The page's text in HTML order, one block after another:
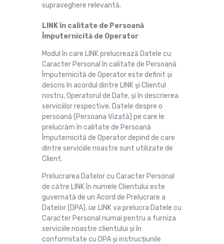
supraveghere relevantă.
LINK în calitate de Persoană
Împuternicită de Operator
Modul în care LINK prelucrează Datele cu
Caracter Personal în calitate de Persoană
Împuternicită de Operator este definit și
descris în acordul dintre LINK și Clientul
nostru, Operatorul de Date, și în descrierea
serviciilor respective. Datele despre o
persoană (Persoana Vizată) pe care le
prelucrăm în calitate de Persoană
Împuternicită de Operator depind de care
dintre serviciile noastre sunt utilizate de
Client.
Prelucrarea Datelor cu Caracter Personal
de către LINK în numele Clientului este
guvernată de un Acord de Prelucrare a
Datelor (DPA), iar LINK va prelucra Datele cu
Caracter Personal numai pentru a furniza
serviciile noastre clientului și în
conformitate cu DPA și instrucțiunile